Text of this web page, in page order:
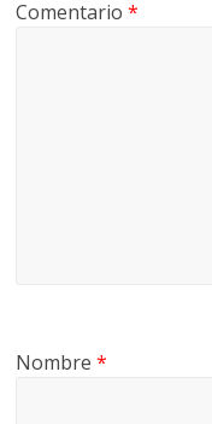
Comentario*
Nombre*